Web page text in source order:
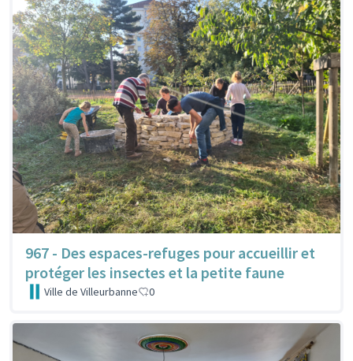
967 - Des espaces-refuges pour accueillir et
protéger les insectes et la petite faune
Ville de Villeurbanne 0